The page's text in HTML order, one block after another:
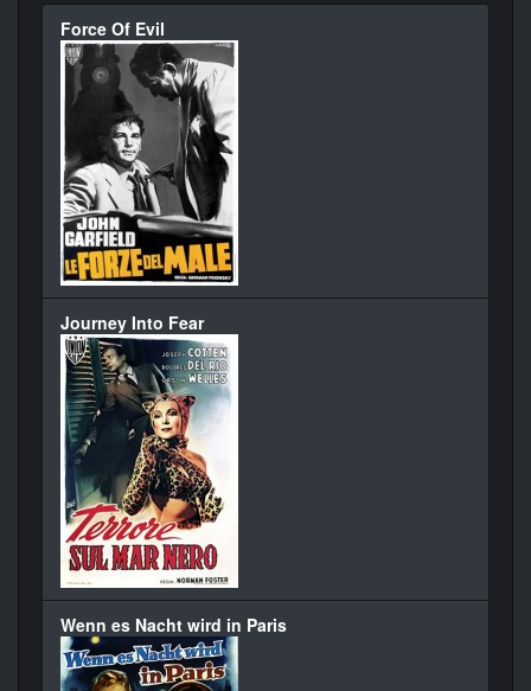
Force Of Evil
Journey Into Fear
Wenn es Nacht wird in Paris